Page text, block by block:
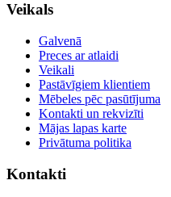
Veikals
Galvenā
Preces ar atlaidi
Veikali
Pastāvīgiem klientiem
Mēbeles pēc pasūtījuma
Kontakti un rekvizīti
Mājas lapas karte
Privātuma politika
Kontakti